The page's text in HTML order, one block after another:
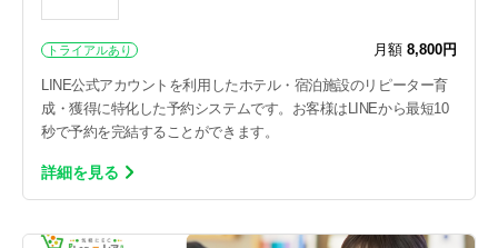
トライアルあり 月額 8,800円
LINE公式アカウントを利用したホテル・宿泊施設のリピーター育
成・獲得に特化した予約システムです。お客様はLINEから最短10
秒で予約を完結することができます。
詳細を見る